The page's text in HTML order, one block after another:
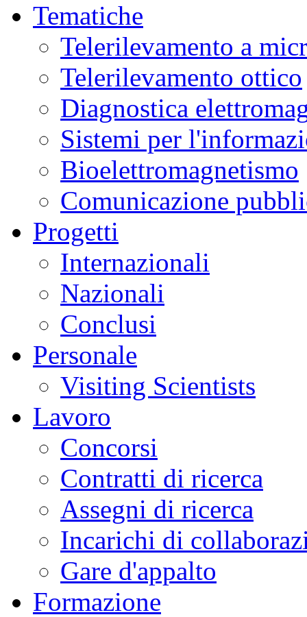
Tematiche
Telerilevamento a
Telerilevamento ottico
Diagnostica
Sistemi per
Bioelettromagnetismo
Comunicazione
Progetti
Internazionali
Nazionali
Conclusi
Personale
Visiting Scientists
Lavoro
Concorsi
Contratti di ricerca
Assegni di ricerca
Incarichi di
Gare d'appalto
Formazione